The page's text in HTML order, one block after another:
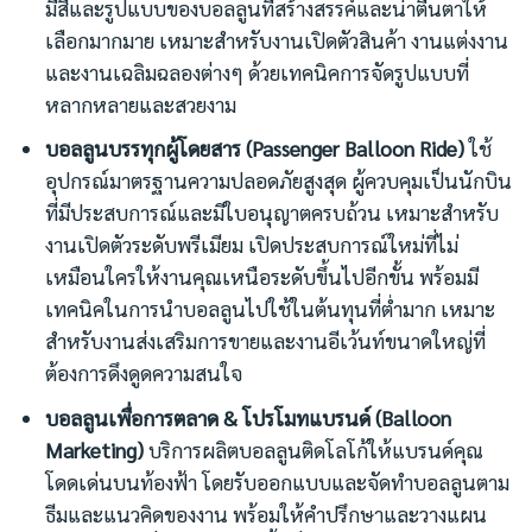
มีสีและรูปแบบของบอลลูนที่สร้างสรรค์และน่าตื่นตาให้
เลือกมากมาย เหมาะสำหรับงานเปิดตัวสินค้า งานแต่งงาน
และงานเฉลิมฉลองต่างๆ ด้วยเทคนิคการจัดรูปแบบที่
หลากหลายและสวยงาม
บอลลูนบรรทุกผู้โดยสาร (Passenger Balloon Ride)ใช้
อุปกรณ์มาตรฐานความปลอดภัยสูงสุด ผู้ควบคุมเป็นนักบิน
ที่มีประสบการณ์และมีใบอนุญาตครบถ้วน เหมาะสำหรับ
งานเปิดตัวระดับพรีเมียม เปิดประสบการณ์ใหม่ที่ไม่
เหมือนใครให้งานคุณเหนือระดับขึ้นไปอีกขั้น พร้อมมี
เทคนิคในการนำบอลลูนไปใช้ในต้นทุนที่ต่ำมาก เหมาะ
สำหรับงานส่งเสริมการขายและงานอีเว้นท์ขนาดใหญ่ที่
ต้องการดึงดูดความสนใจ
บอลลูนเพื่อการตลาด & โปรโมทแบรนด์ (Balloon
Marketing)บริการผลิตบอลลูนติดโลโก้ให้แบรนด์คุณ
โดดเด่นบนท้องฟ้า โดยรับออกแบบและจัดทำบอลลูนตาม
ธีมและแนวคิดของงาน พร้อมให้คำปรึกษาและวางแผน